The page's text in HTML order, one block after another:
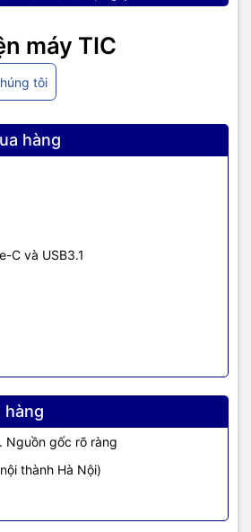
máy TIC
tôi
hàng
C và USB3.1
hàng
Nguồn gốc rõ ràng
thành Hà Nội)
cung cấp đa dạng sản phẩm:
kết mang đếnsản phẩm chính
nghiệp, đáp ứng tối đa nhu cầu của
đình và cá nhân.